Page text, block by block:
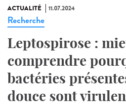
ACTUALITÉ 11.07.2024
Recherche
Leptospirose :
comprendre
bactéries
douce sont